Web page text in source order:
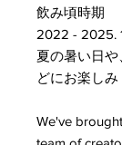
飲み頃時期
2022 - 2025.
夏の暑い日
どにお楽しみ
We've